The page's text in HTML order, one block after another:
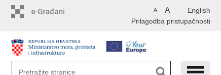
English
A A
Prilagodba pristupačnosti